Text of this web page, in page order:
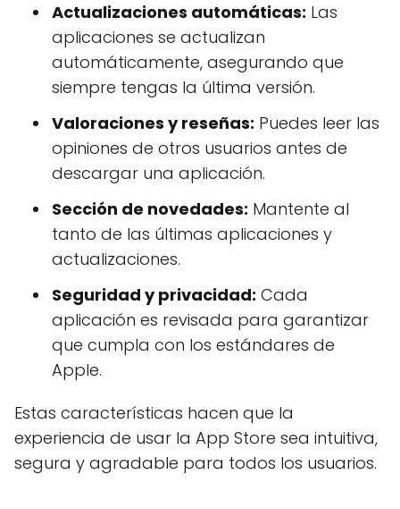
Actualizaciones automáticas: Las
aplicaciones se actualizan
automáticamente, asegurando que
siempre tengas la última versión.
Valoraciones y reseñas: Puedes leer las
opiniones de otros usuarios antes de
descargar una aplicación.
Sección de novedades: Mantente al
tanto de las últimas aplicaciones y
actualizaciones.
Seguridad y privacidad: Cada
aplicación es revisada para garantizar
que cumpla con los estándares de
Apple.
Estas características hacen que la
experiencia de usar la App Store sea intuitiva,
segura y agradable para todos los usuarios.